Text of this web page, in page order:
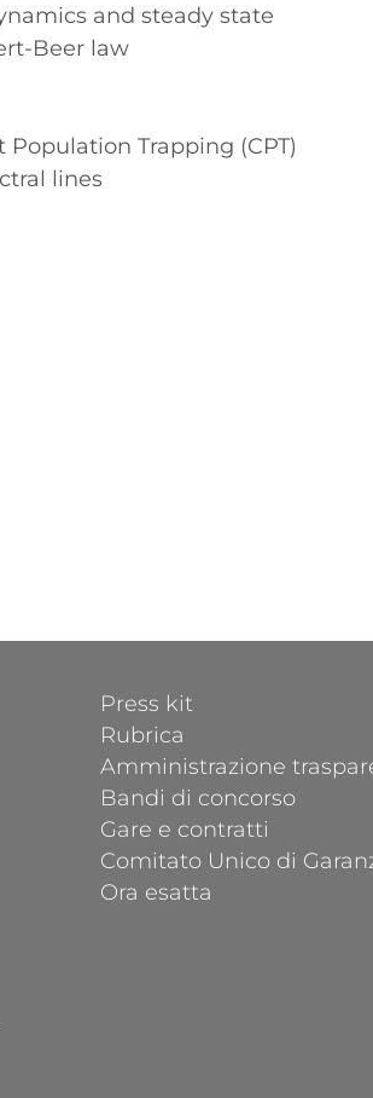
and steady state
Beer law
Trapping (CPT)
lines
FOOTER 1
Press kit
Rubrica
Amministrazione
Bandi di concorso
Gare e contratti
Comitato Unico di
Ora esatta